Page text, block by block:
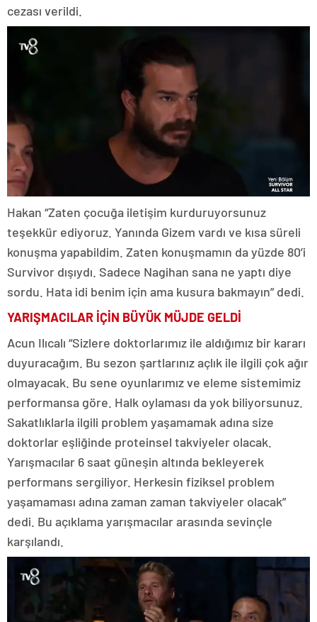
cezası verildi.
Hakan “Zaten çocuğa iletişim kurduruyorsunuz
teşekkür ediyoruz. Yanında Gizem vardı ve kısa süreli
konuşma yapabildim. Zaten konuşmamın da yüzde 80’i
Survivor dışıydı. Sadece Nagihan sana ne yaptı diye
sordu. Hata idi benim için ama kusura bakmayın” dedi.
YARIŞMACILAR İÇİN BÜYÜK MÜJDE GELDİ
Acun Ilıcalı “Sizlere doktorlarımız ile aldığımız bir kararı
duyuracağım. Bu sezon şartlarınız açlık ile ilgili çok ağır
olmayacak. Bu sene oyunlarımız ve eleme sistemimiz
performansa göre. Halk oylaması da yok biliyorsunuz.
Sakatlıklarla ilgili problem yaşamamak adına size
doktorlar eşliğinde proteinsel takviyeler olacak.
Yarışmacılar 6 saat güneşin altında bekleyerek
performans sergiliyor. Herkesin fiziksel problem
yaşamaması adına zaman zaman takviyeler olacak”
dedi. Bu açıklama yarışmacılar arasında sevinçle
karşılandı.